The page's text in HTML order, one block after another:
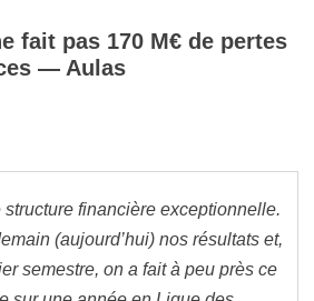
fait pas 170 M€ de pertes
— Aulas
structure financière exceptionnelle.
(aujourd’hui) nos résultats et,
semestre, on a fait à peu près ce